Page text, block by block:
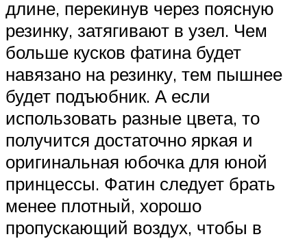
длине, перекинув через поясную
резинку, затягивают в узел. Чем
больше кусков фатина будет
навязано на резинку, тем пышнее
будет подъюбник. А если
использовать разные цвета, то
получится достаточно яркая и
оригинальная юбочка для юной
принцессы. Фатин следует брать
менее плотный, хорошо
пропускающий воздух, чтобы в